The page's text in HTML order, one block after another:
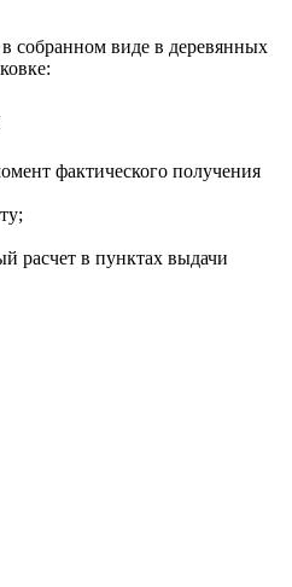
собранном виде в деревянных
фактического получения
расчет в пунктах выдачи